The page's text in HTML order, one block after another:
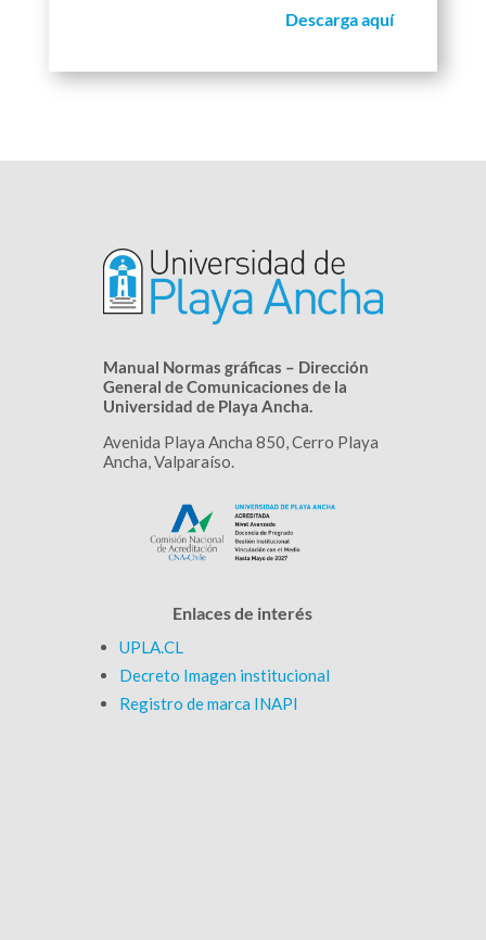
Descarga aquí
Manual Normas gráficas – Dirección
General de Comunicaciones de la
Universidad de Playa Ancha.
Avenida Playa Ancha 850, Cerro Playa
Ancha, Valparaíso.
Enlaces de interés
UPLA.CL
Decreto Imagen institucional
Registro de marca INAPI